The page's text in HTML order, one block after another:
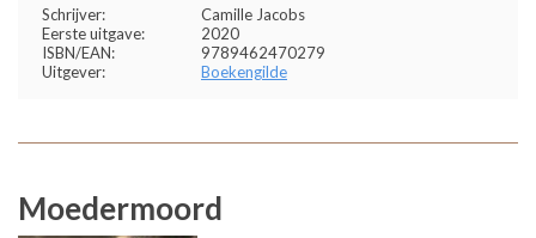
Schrijver:
Camille Jacobs
Eerste uitgave:
2020
ISBN/EAN:
9789462470279
Uitgever:
Boekengilde
Moedermoord